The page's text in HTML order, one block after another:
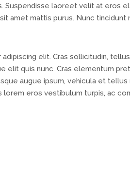
Suspendisse laoreet velit at eros
amet mattis purus. Nunc
elit. Cras sollicitudin,
quis nunc. Cras elementum
augue ipsum, vehicula et tellus
eros vestibulum turpis, ac